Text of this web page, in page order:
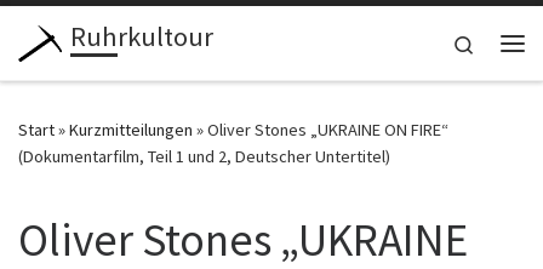
Zum Inhalt springen
Ruhrkultour
Search
Start»Kurzmitteilungen »Oliver Stones „UKRAINE ON FIRE“
(Dokumentarfilm, Teil 1 und 2, Deutscher Untertitel)
Oliver Stones „UKRAINE